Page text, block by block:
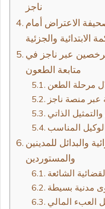
ناجز
الاعتراض أمام
الابتدائية والجزئية
عبر ناجز في
متابعة الطعون
مرحلة الطعن
عبر منصة ناجز
الذاتي
المناسب
والبدائل للمدينين
والمستوردين
الشائعة
مدنية بسيطة
العبء المالي